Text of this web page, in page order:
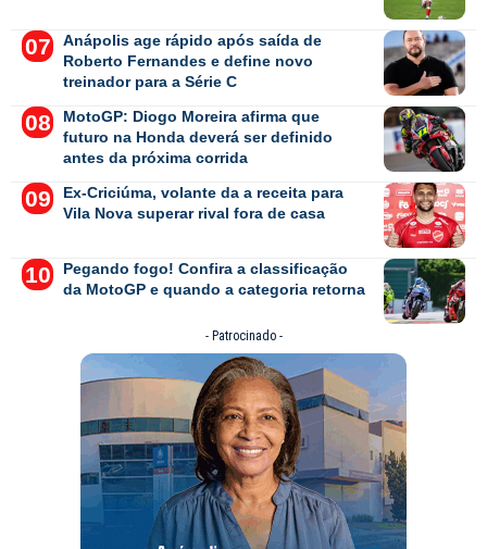
Anápolis age rápido após saída de
Roberto Fernandes e define novo
treinador para a Série C
MotoGP: Diogo Moreira afirma que
futuro na Honda deverá ser definido
antes da próxima corrida
Ex-Criciúma, volante da a receita para
Vila Nova superar rival fora de casa
Pegando fogo! Confira a classificação
da MotoGP e quando a categoria retorna
- Patrocinado -